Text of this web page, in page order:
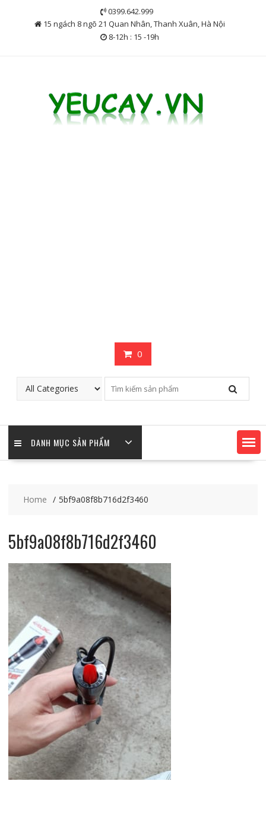
0399.642.999
15 ngách 8 ngõ 21 Quan Nhân, Thanh Xuân, Hà Nội
8-12h : 15 -19h
0
DANH MỤC SẢN PHẨM
Home 5bf9a08f8b716d2f3460
5bf9a08f8b716d2f3460